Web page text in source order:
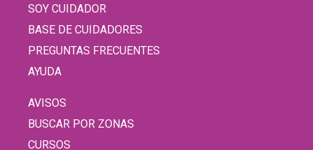
SOY CUIDADOR
BASE DE CUIDADORES
PREGUNTAS FRECUENTES
AYUDA
AVISOS
BUSCAR POR ZONAS
CURSOS